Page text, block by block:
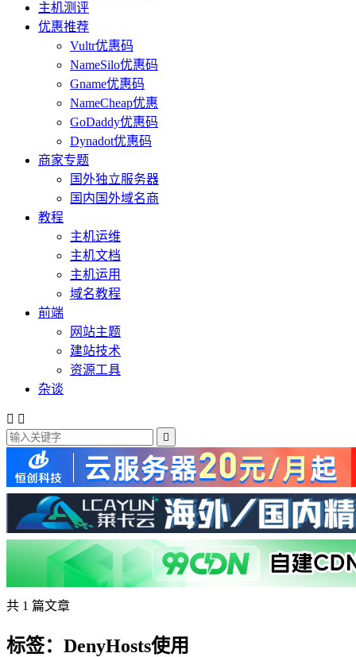
主机测评
优惠推荐
Vultr优惠码
NameSilo优惠码
Gname优惠码
NameCheap优惠
GoDaddy优惠码
Dynadot优惠码
商家专题
国外独立服务器
国内国外域名商
教程
主机运维
主机文档
主机运用
域名教程
前端
网站主题
建站技术
资源工具
杂谈
 

共 1 篇文章
标签：DenyHosts使用